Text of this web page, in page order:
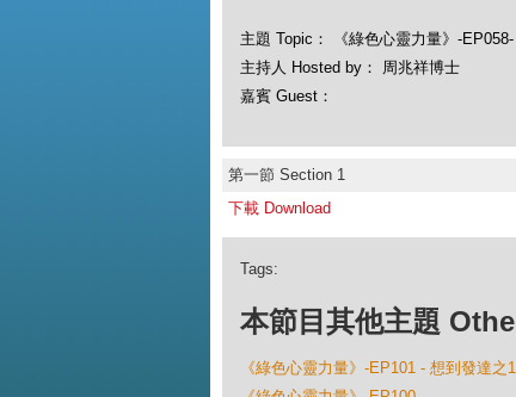
主題 Topic： 《綠色心靈力量》-EP058-
主持人 Hosted by： 周兆祥博士
嘉賓 Guest：
第一節 Section 1
下載 Download
Tags:
本節目其他主題
《綠色心靈力量》-EP101 - 想到發達之